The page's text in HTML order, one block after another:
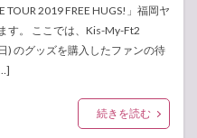
2019 FREE HUGS!」福岡ヤ
す。 ここでは、Kis-My-Ft2
) のグッズを購入したファンの待
続きを読む